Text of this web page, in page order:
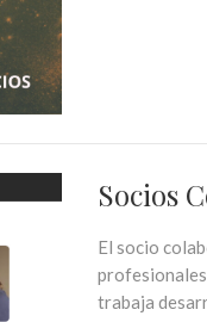
Socios
El socio
profesionales
trabaja